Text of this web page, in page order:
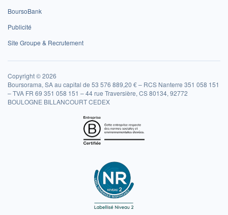
BoursoBank
Publicité
Site Groupe & Recrutement
Copyright © 2026
Boursorama, SA au capital de 53 576 889,20 € – RCS Nanterre 351 058 151
– TVA FR 69 351 058 151 – 44 rue Traversière, CS 80134, 92772
BOULOGNE BILLANCOURT CEDEX